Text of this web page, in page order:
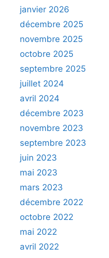
janvier 2026
décembre 2025
novembre 2025
octobre 2025
septembre 2025
juillet 2024
avril 2024
décembre 2023
novembre 2023
septembre 2023
juin 2023
mai 2023
mars 2023
décembre 2022
octobre 2022
mai 2022
avril 2022